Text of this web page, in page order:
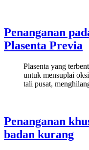
Penanganan
Plasenta Previa
Plasenta yang
untuk mensuplai
tali pusat,
Penanganan
badan kurang